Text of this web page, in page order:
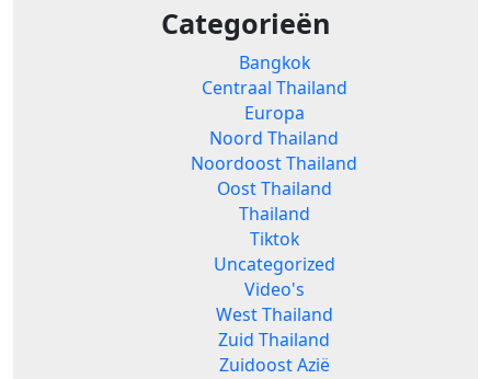
Categorieën
Bangkok
Centraal Thailand
Europa
Noord Thailand
Noordoost Thailand
Oost Thailand
Thailand
Tiktok
Uncategorized
Video's
West Thailand
Zuid Thailand
Zuidoost Azië